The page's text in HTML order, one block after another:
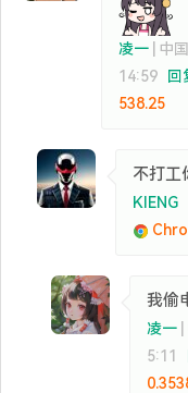
凌一 | 中
14:59
回
538.25
不打工
KIENG
我偷
凌一
5:11